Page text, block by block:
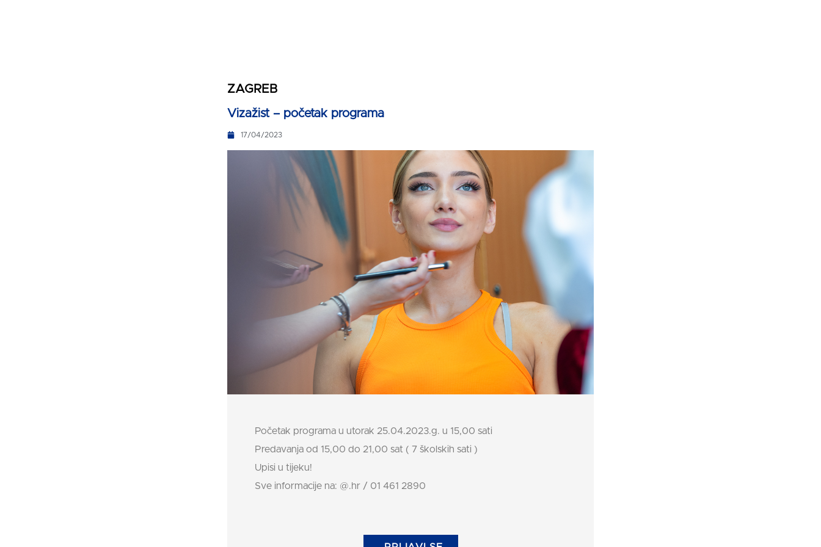
ZAGREB
Vizažist – početak programa
17/04/2023
Početak programa u utorak 25.04.2023.g. u 15,00 sati
Predavanja od 15,00 do 21,00 sat ( 7 školskih sati )
Upisi u tijeku!
Sve informacije na: @.hr / 01 461 2890